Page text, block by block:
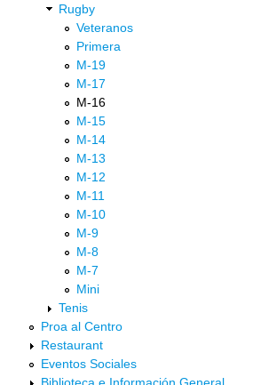
Rugby
Veteranos
Primera
M-19
M-17
M-16
M-15
M-14
M-13
M-12
M-11
M-10
M-9
M-8
M-7
Mini
Tenis
Proa al Centro
Restaurant
Eventos Sociales